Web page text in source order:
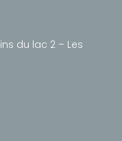
du lac 2 – Les